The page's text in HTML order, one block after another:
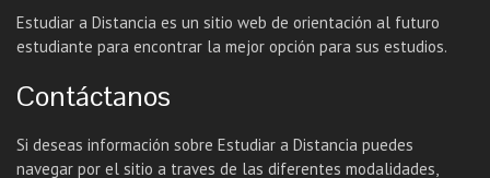
Estudiar a Distancia es un sitio web de orientación al futuro
estudiante para encontrar la mejor opción para sus estudios.
Contáctanos
Si deseas información sobre Estudiar a Distancia puedes
navegar por el sitio a traves de las diferentes modalidades,